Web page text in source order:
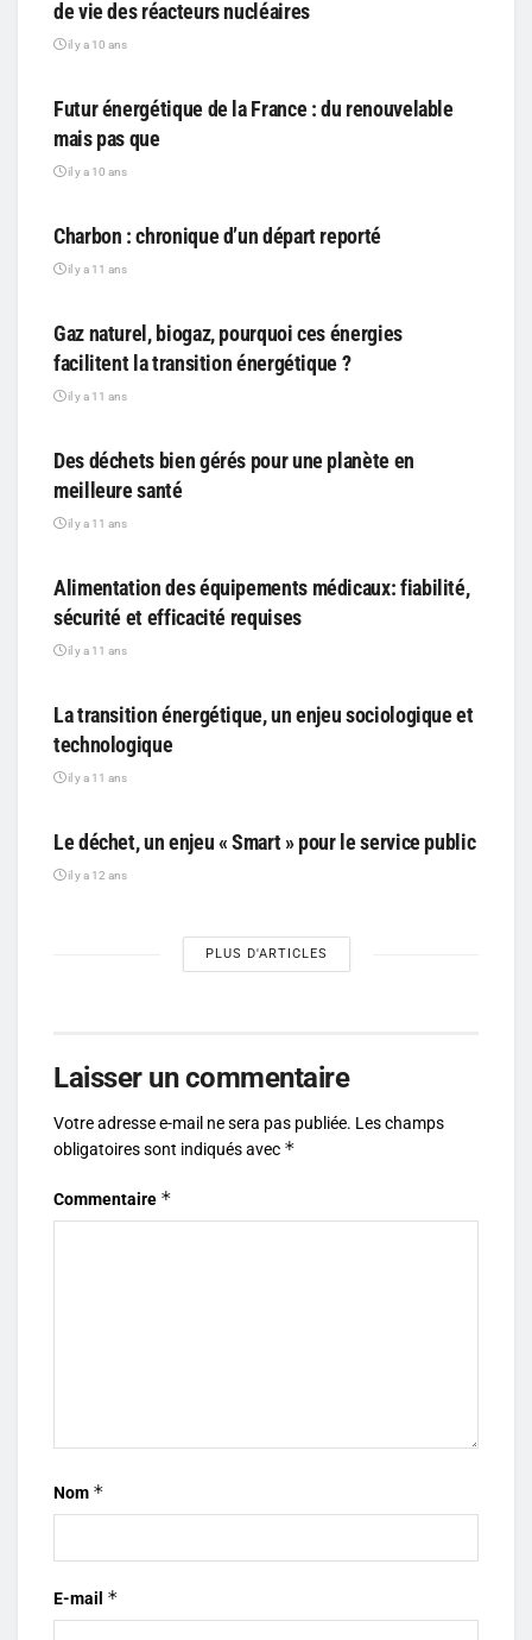
de vie des réacteurs nucléaires
il y a 10 ans
Futur énergétique de la France : du renouvelable
mais pas que
il y a 10 ans
Charbon : chronique d’un départ reporté
il y a 11 ans
Gaz naturel, biogaz, pourquoi ces énergies
facilitent la transition énergétique ?
il y a 11 ans
Des déchets bien gérés pour une planète en
meilleure santé
il y a 11 ans
Alimentation des équipements médicaux: fiabilité,
sécurité et efficacité requises
il y a 11 ans
La transition énergétique, un enjeu sociologique et
technologique
il y a 11 ans
Le déchet, un enjeu « Smart » pour le service public
il y a 12 ans
PLUS D'ARTICLES
Laisser un commentaire
Votre adresse e-mail ne sera pas publiée. Les champs
obligatoires sont indiqués avec *
Commentaire *
Nom *
E-mail *